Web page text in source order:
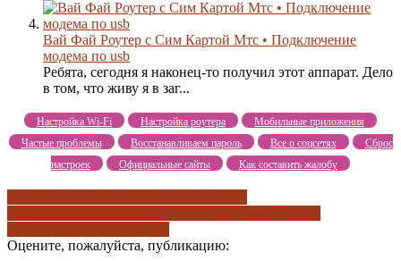
Вай Фай Роутер с Сим Картой Мтс • Подключение
модема по usb
Ребята, сегодня я наконец-то получил этот аппарат. Дело
в том, что живу я в заг...
Настройка Wi-Fi Настройка роутера
Мобильные приложения
Частые проблемы
Восстанавливаем пароль Все о соцсетях
Сброс
настроек
Официальные сайты Как составить жалобу
Оцените, пожалуйста, публикацию: